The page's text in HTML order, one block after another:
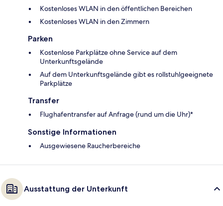
Kostenloses WLAN in den öffentlichen Bereichen
Kostenloses WLAN in den Zimmern
Parken
Kostenlose Parkplätze ohne Service auf dem
Unterkunftsgelände
Auf dem Unterkunftsgelände gibt es rollstuhlgeeignete
Parkplätze
Transfer
Flughafentransfer auf Anfrage (rund um die Uhr)*
Sonstige Informationen
Ausgewiesene Raucherbereiche
Ausstattung der Unterkunft